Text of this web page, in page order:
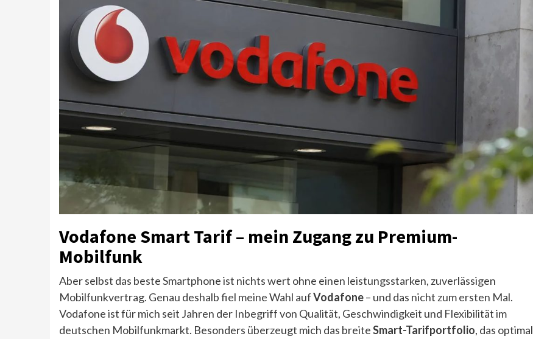
Vodafone Smart Tarif – mein Zugang zu Premium-
Mobilfunk
Aber selbst das beste Smartphone ist nichts wert ohne einen leistungsstarken, zuverlässigen
Mobilfunkvertrag. Genau deshalb fiel meine Wahl aufVodafone– und das nicht zum ersten Mal.
Vodafone ist für mich seit Jahren der Inbegriff von Qualität, Geschwindigkeit und Flexibilität im
deutschen Mobilfunkmarkt. Besonders überzeugt mich das breiteSmart-Tarifportfolio, das optimal